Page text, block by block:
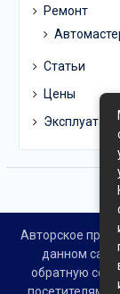
Ремонт
Статьи
Цены
Авторское
данном
обратную